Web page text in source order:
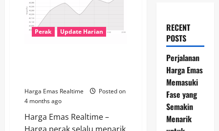
Perak Update Harian
Harga Emas Realtime
Posted on
4 months ago
Harga Emas Realtime –
RECENT
POSTS
Perjalanan
Harga Emas
Memasuki
Fase yang
Semakin
Menarik